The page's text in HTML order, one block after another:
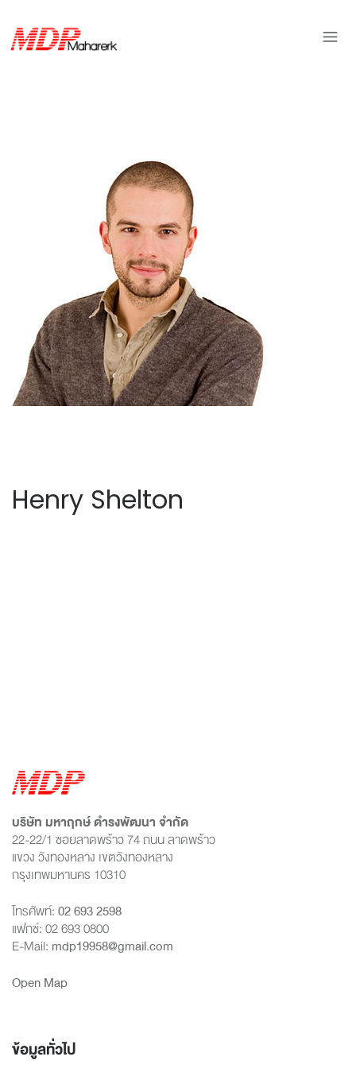
Henry Shelton
บริษัท มหาฤกษ์ ดำรงพัฒนา จำกัด
22-22/1 ซอยลาดพร้าว 74 ถนน ลาดพร้าว
แขวง วังทองหลาง เขตวังทองหลาง
กรุงเทพมหานคร 10310
โทรศัพท์:02 693 2598
แฟกซ์: 02 693 0800
E-Mail: mdp19958@gmail.com
Open Map
ข้อมูลทั่วไป